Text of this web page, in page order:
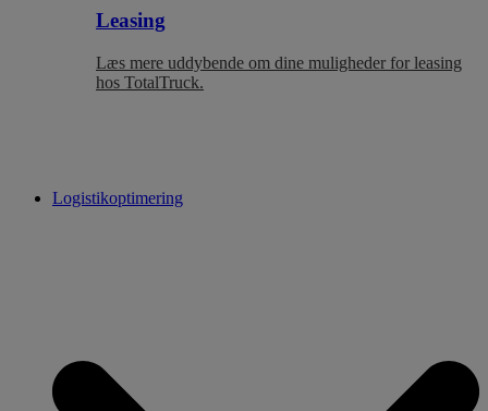
Leasing
Læs mere uddybende om dine muligheder for leasing
hos TotalTruck.
Logistikoptimering